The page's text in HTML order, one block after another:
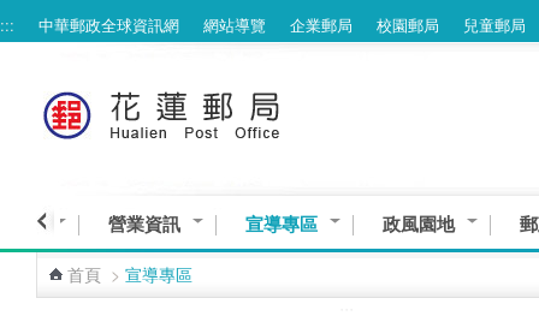
跳到主要內容區塊
::: 中華郵政全球資訊網 網站導覽 企業郵局 校園郵局 兒童郵局
服務 營業資訊 宣導專區 政風園地
首頁 > 宣導專區